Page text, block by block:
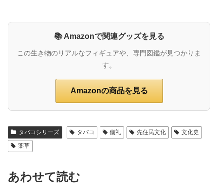
📚 Amazonで関連グッズを見る
この生き物のリアルなフィギュアや、専門図鑑が見つかりま
す。
Amazonの商品を見る
タバコシリーズ タバコ 儀礼 先住民文化
文化史
薬草
あわせて読む